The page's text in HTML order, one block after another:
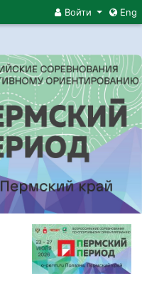
Войти Eng